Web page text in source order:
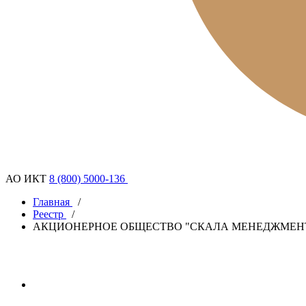
АО ИКТ 8 (800) 5000-136
Главная
/
Реестр
/
АКЦИОНЕРНОЕ ОБЩЕСТВО "СКАЛА